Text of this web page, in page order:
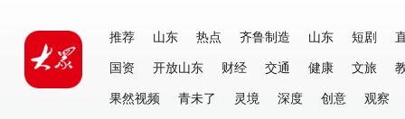
推荐 山东 热点 齐鲁制造 山东 短剧
国资
开放山东 财经 交通 健康 文旅
果然视频
青未了 灵境 深度 创意 观察